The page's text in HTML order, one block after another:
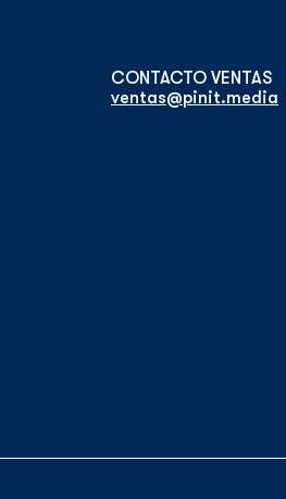
ventas@pinit.media